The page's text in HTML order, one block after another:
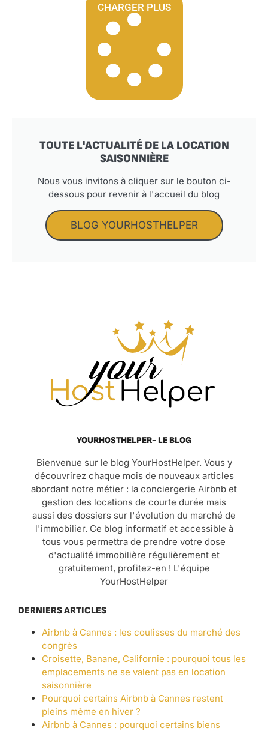
CHARGER PLUS
TOUTE L'ACTUALITÉ DE LA LOCATION
SAISONNIÈRE
Nous vous invitons à cliquer sur le bouton ci-
dessous pour revenir à l'accueil du blog
BLOG YOURHOSTHELPER
YOURHOSTHELPER- LE BLOG
Bienvenue sur le blog YourHostHelper. Vous y
découvrirez chaque mois de nouveaux articles
abordant notre métier : la conciergerie Airbnb et
gestion des locations de courte durée mais
aussi des dossiers sur l'évolution du marché de
l'immobilier. Ce blog informatif et accessible à
tous vous permettra de prendre votre dose
d'actualité immobilière régulièrement et
gratuitement, profitez-en ! L'équipe
YourHostHelper
DERNIERS ARTICLES
Airbnb à Cannes : les coulisses du marché des
congrès
Croisette, Banane, Californie : pourquoi tous les
emplacements ne se valent pas en location
saisonnière
Pourquoi certains Airbnb à Cannes restent
pleins même en hiver ?
Airbnb à Cannes : pourquoi certains biens